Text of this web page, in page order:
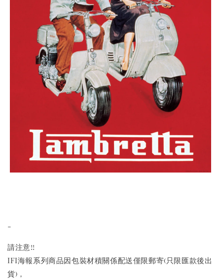
-
請注意!!
IFI海報系列商品因包裝材積關係配送僅限郵寄(只限匯款後出
貨)，